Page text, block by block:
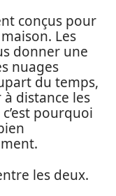
conçus pour
Les
donner une
nuages
du temps,
distance les
pourquoi
les deux.